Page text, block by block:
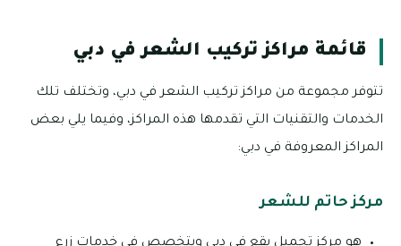
قائمة مراكز تركيب الشعر في دبي
تتوفر مجموعة من مراكز تركيب الشعر في دبي، وتختلف تلك
الخدمات والتقنيات التي تقدمها هذه المراكز، وفيما يلي بعض
المراكز المعروفة في دبي:
مركز حاتم للشعر